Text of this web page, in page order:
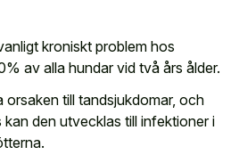
kroniskt problem hos
av alla hundar vid två års ålder.
orsaken till tandsjukdomar, och
den utvecklas till infektioner i